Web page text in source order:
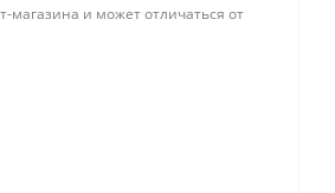
магазина и может отличаться от